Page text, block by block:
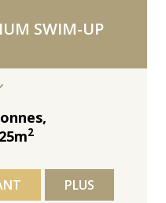
SWIM-UP
2
PLUS